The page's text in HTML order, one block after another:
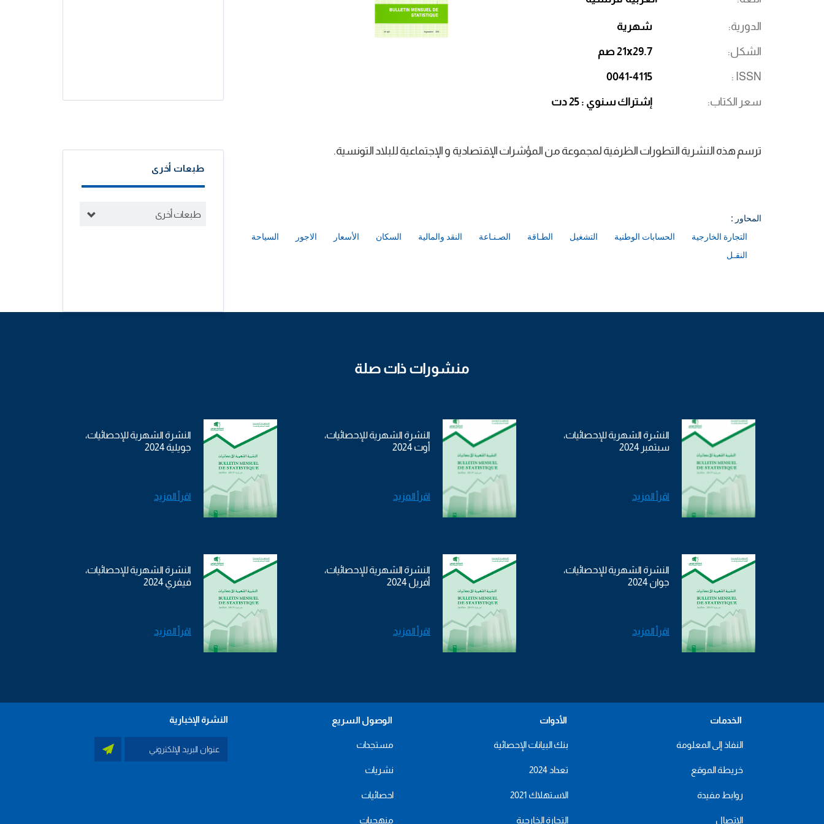
الدورية شهرية
الشكل 21x29.7 صم
ISSN
0041-4115
سعر الكتاب إشتراك سنوي : 25 دت
ترسم هذه النشرية التطورات الظرفية لمجموعة من المؤشرات الإقتصادية و الإجتماعية للبلاد التونسية.
المحاور :
التجارة الخارجية
الحسابات الوطنية التشغيل الطـاقة الصـنـاعة النقد والمالية السكان الأسعار الاجور
السياحة
النقـل
طبعات أخرى
طبعات أخرى
منشورات ذات صلة
النشرة الشهرية للإحصائيات،
سبتمبر 2024
اقرأ المزيد
النشرة الشهرية للإحصائيات،
أوت 2024
اقرأ المزيد
النشرة الشهرية للإحصائيات،
جويلية 2024
اقرأ المزيد
النشرة الشهرية للإحصائيات،
جوان 2024
اقرأ المزيد
النشرة الشهرية للإحصائيات،
أفريل 2024
اقرأ المزيد
النشرة الشهرية للإحصائيات،
فيفري 2024
اقرأ المزيد
الخدمات
النفاذ إلى المعلومة
خريطة الموقع
روابط مفيدة
الاتصال
الأدوات
بنك البيانات الإحصائية
تعداد 2024
الاستهلاك 2021
التجارة الخارجية
الوصول السريع
مستجدات
نشريات
احصائيات
منهجيات
النشرة الإخبارية